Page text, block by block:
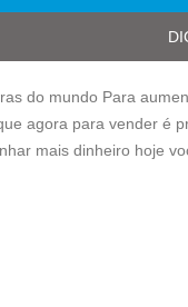
do mundo Para
agora para vender é
mais dinheiro hoje